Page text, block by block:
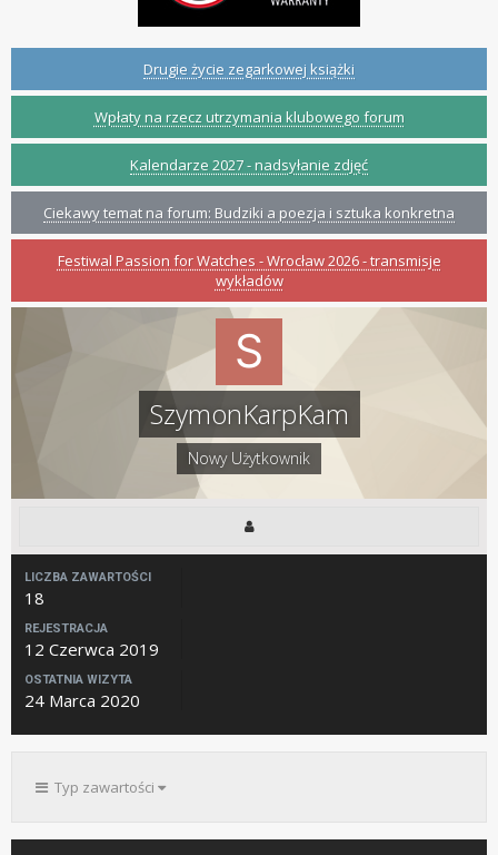
Drugie życie zegarkowej książki
Wpłaty na rzecz utrzymania klubowego forum
Kalendarze 2027 - nadsyłanie zdjęć
Ciekawy temat na forum: Budziki a poezja i sztuka konkretna
Festiwal Passion for Watches - Wrocław 2026 - transmisje
wykładów
SzymonKarpKam
Nowy Użytkownik
LICZBA ZAWARTOŚCI
18
REJESTRACJA
12 Czerwca 2019
OSTATNIA WIZYTA
24 Marca 2020
Typ zawartości